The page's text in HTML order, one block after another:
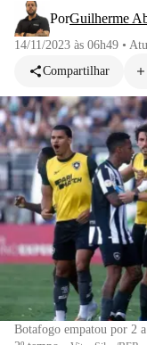
PorGuilherme
14/11/2023 às 06h49 •
Compartilhar
Botafogo empatou por 2